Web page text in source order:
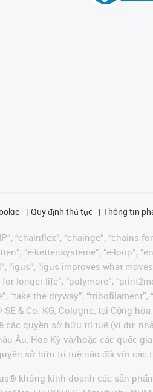
Quy định thủ tục Thông tin
“chainflex”, “chainge”, “chains
“e-kettensysteme”, “e-loop”,
“igus”, “igus improves what
longer life”, “polymore”,
“take the dryway”,
& Co. KG, Cologne, tại Cộng
các quyền sở hữu trí tuệ (ví dụ:
Âu, Hoa Kỳ và/hoặc các quốc
sở hữu trí tuệ nào đối với các
không kinh doanh các sản